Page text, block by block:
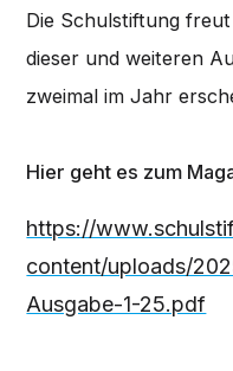
Die Schulstiftung
dieser und weiteren
zweimal im Jahr
Hier geht es zum
https://
content/uploads/
Ausgabe-1-25.pdf